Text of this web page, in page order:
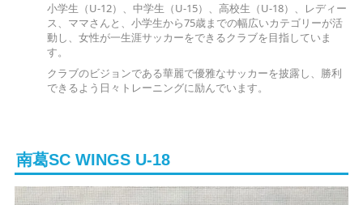
小学生（U-12）、中学生（U-15）、高校生（U-18）、レディー
ス、ママさんと、小学生から75歳までの幅広いカテゴリーが活
動し、女性が一生涯サッカーをできるクラブを目指していま
す。
クラブのビジョンである華麗で優雅なサッカーを披露し、勝利
できるよう日々トレーニングに励んでいます。
南葛SC WINGS U-18